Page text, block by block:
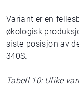
Variant er en
økologisk
siste posisjon av
340S.
Tabell 10: Ulike